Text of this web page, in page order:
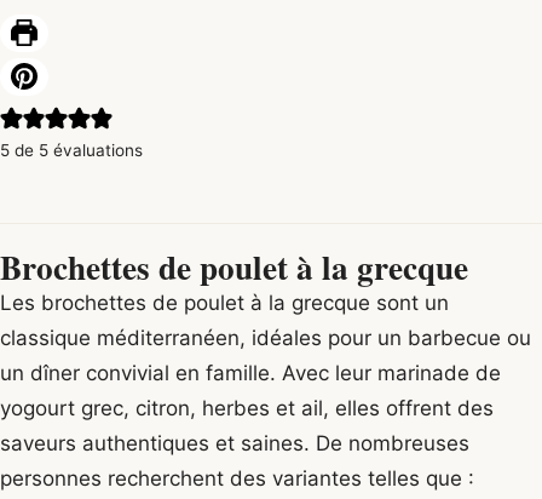
5 de 5 évaluations
Brochettes de poulet à la grecque
Les brochettes de poulet à la grecque sont un
classique méditerranéen, idéales pour un barbecue ou
un dîner convivial en famille. Avec leur marinade de
yogourt grec, citron, herbes et ail, elles offrent des
saveurs authentiques et saines. De nombreuses
personnes recherchent des variantes telles que :